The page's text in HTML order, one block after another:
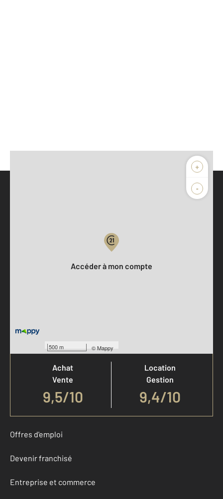
+
-
500 m ©Mappy
Accéder à mon compte
Votre agence est notée
Achat
Vente
9,5/10
Location
Gestion
9,4/10
Offres d'emploi
Devenir franchisé
Entreprise et commerce